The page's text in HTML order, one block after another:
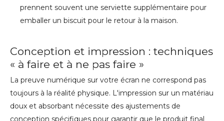
prennent souvent une serviette supplémentaire pour
emballer un biscuit pour le retour à la maison.
Conception et impression : techniques
« à faire et à ne pas faire »
La preuve numérique sur votre écran ne correspond pas
toujours à la réalité physique. L'impression sur un matériau
doux et absorbant nécessite des ajustements de
conception spécifiques pour garantir que le produit final